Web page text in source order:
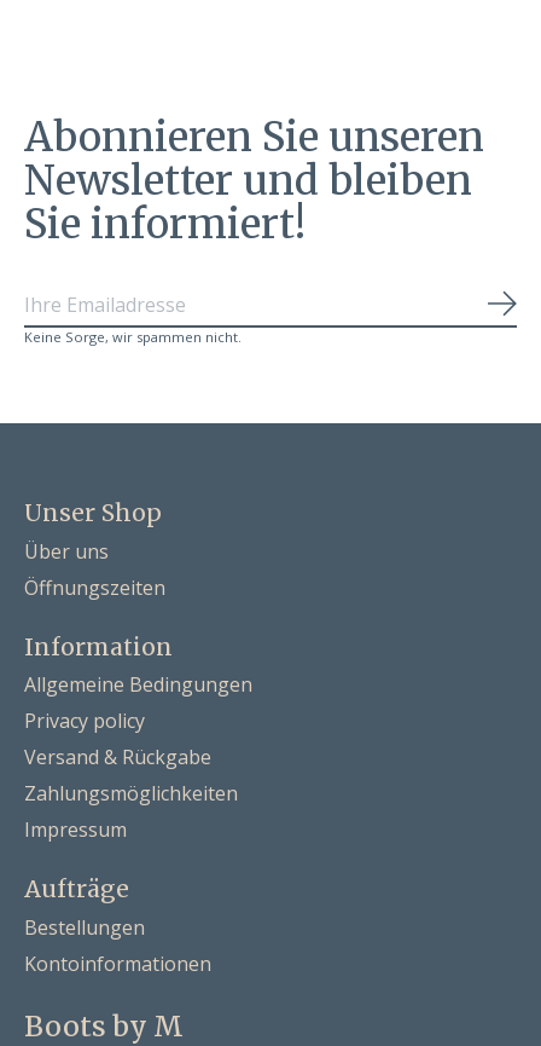
Abonnieren Sie unseren
Newsletter und bleiben
Sie informiert!
Keine Sorge, wir spammen nicht.
Unser Shop
Über uns
Öffnungszeiten
Information
Allgemeine Bedingungen
Privacy policy
Versand & Rückgabe
Zahlungsmöglichkeiten
Impressum
Aufträge
Bestellungen
Kontoinformationen
Boots by M